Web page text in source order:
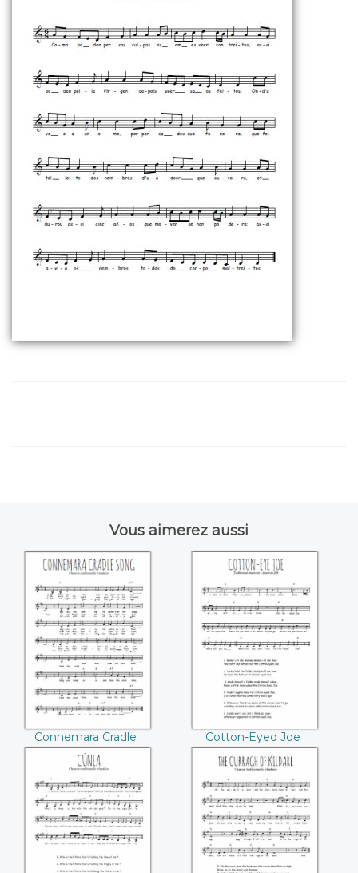
Vous aimerez aussi
Connemara Cradle
Song
Connemara Cradle
Song
Cotton-Eyed Joe
Cotton-Eyed Joe
Cúnla
The Curragh Of
Kildare